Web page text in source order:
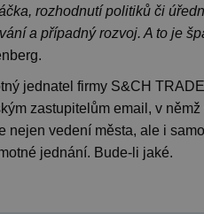
rozhodnutí politiků či
a případný rozvoj. A to je
jednatel firmy S&CH
zastupitelům email, v
nejen vedení města, ale i
jednání. Bude-li jaké.